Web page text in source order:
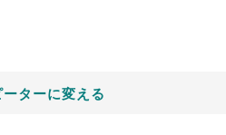
ターに変える